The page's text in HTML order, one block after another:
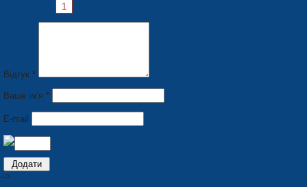
1
Відгук *
Ваше ім'я *
E-mail
-->